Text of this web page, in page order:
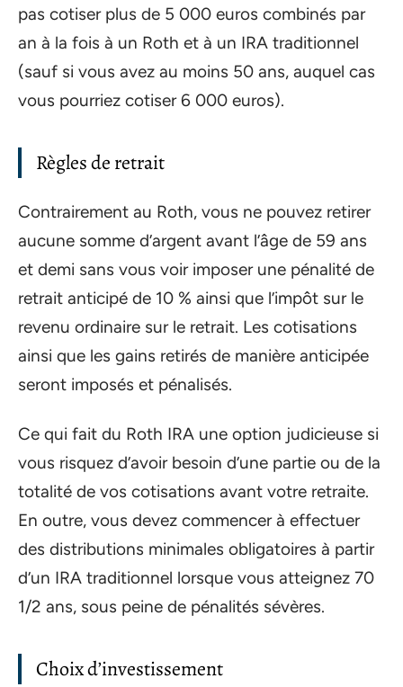
pas cotiser plus de 5 000 euros combinés par
an à la fois à un Roth et à un IRA traditionnel
(sauf si vous avez au moins 50 ans, auquel cas
vous pourriez cotiser 6 000 euros).
Règles de retrait
Contrairement au Roth, vous ne pouvez retirer
aucune somme d’argent avant l’âge de 59 ans
et demi sans vous voir imposer une pénalité de
retrait anticipé de 10 % ainsi que l’impôt sur le
revenu ordinaire sur le retrait. Les cotisations
ainsi que les gains retirés de manière anticipée
seront imposés et pénalisés.
Ce qui fait du Roth IRA une option judicieuse si
vous risquez d’avoir besoin d’une partie ou de la
totalité de vos cotisations avant votre retraite.
En outre, vous devez commencer à effectuer
des distributions minimales obligatoires à partir
d’un IRA traditionnel lorsque vous atteignez 70
1/2 ans, sous peine de pénalités sévères.
Choix d’investissement